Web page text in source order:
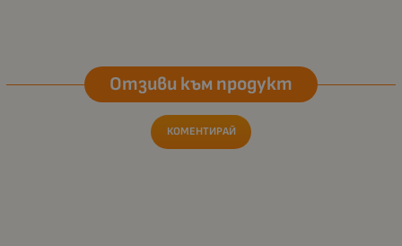
Отзиви към продукт
КОМЕНТИРАЙ